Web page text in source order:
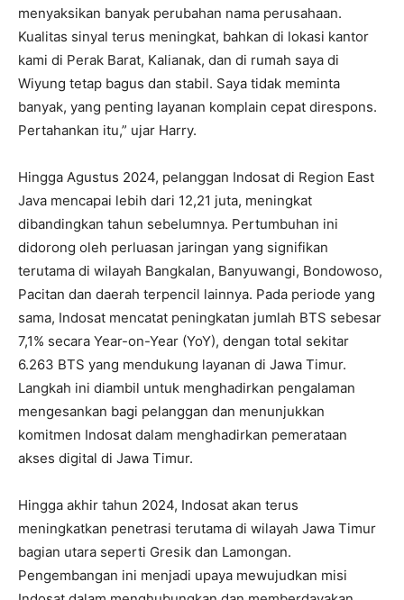
menyaksikan banyak perubahan nama perusahaan.
Kualitas sinyal terus meningkat, bahkan di lokasi kantor
kami di Perak Barat, Kalianak, dan di rumah saya di
Wiyung tetap bagus dan stabil. Saya tidak meminta
banyak, yang penting layanan komplain cepat direspons.
Pertahankan itu,” ujar Harry.
Hingga Agustus 2024, pelanggan Indosat di Region East
Java mencapai lebih dari 12,21 juta, meningkat
dibandingkan tahun sebelumnya. Pertumbuhan ini
didorong oleh perluasan jaringan yang signifikan
terutama di wilayah Bangkalan, Banyuwangi, Bondowoso,
Pacitan dan daerah terpencil lainnya. Pada periode yang
sama, Indosat mencatat peningkatan jumlah BTS sebesar
7,1% secara Year-on-Year (YoY), dengan total sekitar
6.263 BTS yang mendukung layanan di Jawa Timur.
Langkah ini diambil untuk menghadirkan pengalaman
mengesankan bagi pelanggan dan menunjukkan
komitmen Indosat dalam menghadirkan pemerataan
akses digital di Jawa Timur.
Hingga akhir tahun 2024, Indosat akan terus
meningkatkan penetrasi terutama di wilayah Jawa Timur
bagian utara seperti Gresik dan Lamongan.
Pengembangan ini menjadi upaya mewujudkan misi